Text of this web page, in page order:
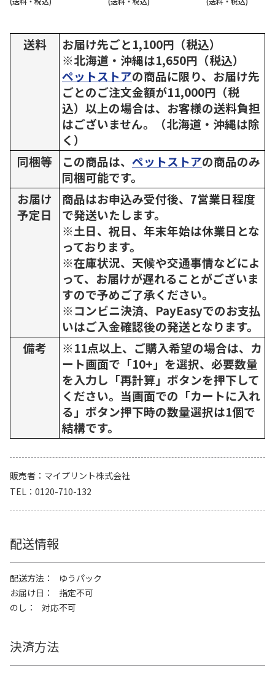
送料
お届け先ごと1,100円（税込）
※北海道・沖縄は1,650円（税込）
ペットストアの商品に限り、お届け先
ごとのご注文金額が11,000円（税
込）以上の場合は、お客様の送料負担
はございません。（北海道・沖縄は除
く）
同梱等
この商品は、 ペットストアの商品のみ
同梱可能です。
お届け
予定日
商品はお申込み受付後、7営業日程度
で発送いたします。
※土日、祝日、年末年始は休業日とな
っております。
※在庫状況、天候や交通事情などによ
って、お届けが遅れることがございま
すので予めご了承ください。
※コンビニ決済、PayEasyでのお支払
いはご入金確認後の発送となります。
備考
※11点以上、ご購入希望の場合は、カ
ート画面で「10+」を選択、必要数量
を入力し「再計算」ボタンを押下して
ください。当画面での「カートに入れ
る」ボタン押下時の数量選択は1個で
結構です。
販売者
マイプリント株式会社
TEL
0120-710-132
配送情報
配送方法
ゆうパック
お届け日
指定不可
のし
対応不可
決済方法